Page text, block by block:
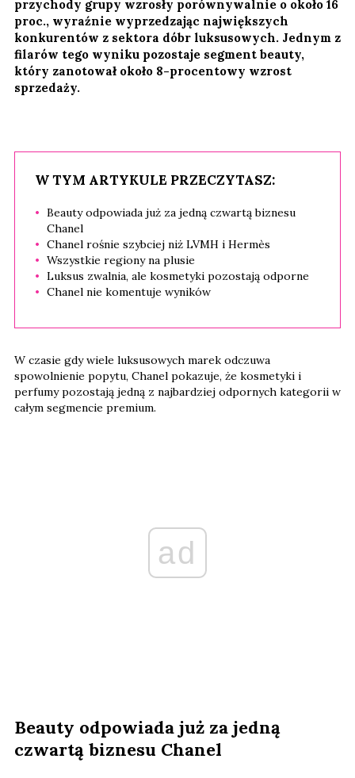
przychody grupy wzrosły porównywalnie o około 16
proc., wyraźnie wyprzedzając największych
konkurentów z sektora dóbr luksusowych. Jednym z
filarów tego wyniku pozostaje segment beauty,
który zanotował około 8-procentowy wzrost
sprzedaży.
W TYM ARTYKULE PRZECZYTASZ:
Beauty odpowiada już za jedną czwartą biznesu
Chanel
Chanel rośnie szybciej niż LVMH i Hermès
Wszystkie regiony na plusie
Luksus zwalnia, ale kosmetyki pozostają odporne
Chanel nie komentuje wyników
W czasie gdy wiele luksusowych marek odczuwa
spowolnienie popytu, Chanel pokazuje, że kosmetyki i
perfumy pozostają jedną z najbardziej odpornych kategorii w
całym segmencie premium.
ad
Beauty odpowiada już za jedną
czwartą biznesu Chanel